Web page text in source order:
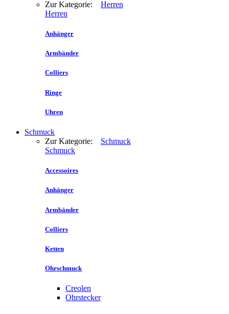
Zur Kategorie: Herren
Herren
Anhänger
Armbänder
Colliers
Ringe
Uhren
Schmuck
Zur Kategorie: Schmuck
Schmuck
Accessoires
Anhänger
Armbänder
Colliers
Ketten
Ohrschmuck
Creolen
Ohrstecker